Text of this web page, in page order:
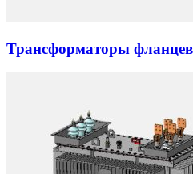
Трансформаторы